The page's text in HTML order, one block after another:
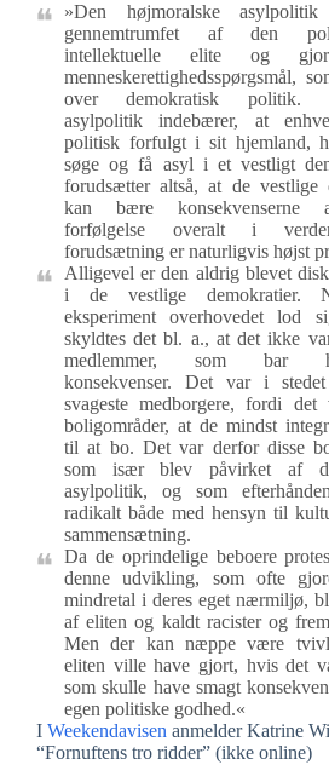
»Den højmoralske
gennemtrumfet af den
intellektuelle elite og
menneskerettighedsspørgsmål,
over demokratisk politik.
asylpolitik indebærer, at
politisk forfulgt i sit hjemland,
søge og få asyl i et vestligt
forudsætter altså, at de vestlige
kan bære konsekvenserne
forfølgelse overalt i
forudsætning er naturligvis højst
Alligevel er den aldrig blevet
i de vestlige demokratier.
eksperiment overhovedet lod
skyldtes det bl. a., at det ikke
medlemmer, som bar
konsekvenser. Det var i
svageste medborgere, fordi
boligområder, at de mindst
til at bo. Det var derfor disse
som især blev påvirket af
asylpolitik, og som
radikalt både med hensyn til
sammensætning.
Da de oprindelige beboere
denne udvikling, som ofte
mindretal i deres eget nærmiljø,
af eliten og kaldt racister og
Men der kan næppe være
eliten ville have gjort, hvis det
som skulle have smagt
egen politiske godhed.«
I Weekendavisen anmelder Katrine
“Fornuftens tro ridder” (ikke online)